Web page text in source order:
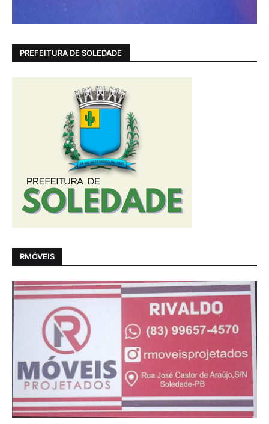
PREFEITURA DE SOLEDADE
RMÓVEIS